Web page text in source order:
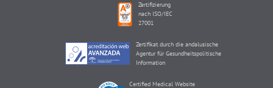
Zertifizierung
nach ISO/IEC
27001
Zertifikat durch die andalusische
Agentur für Gesundheitspolitische
Information
Certified Medical Website